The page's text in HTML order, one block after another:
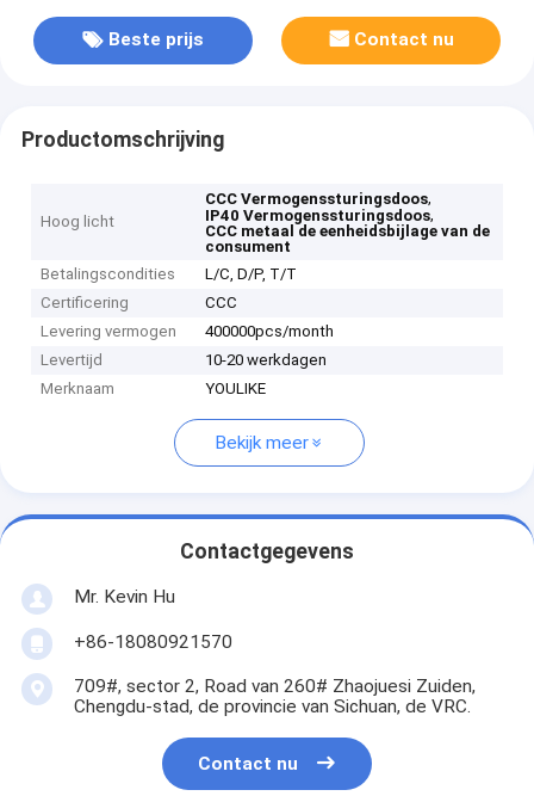
Beste prijs Contact nu
Productomschrijving
Hoog licht
CCC Vermogenssturingsdoos,
IP40 Vermogenssturingsdoos,
CCC metaal de eenheidsbijlage van de
consument
Betalingscondities
L/C, D/P, T/T
Certificering
CCC
Levering vermogen
400000pcs/month
Levertijd
10-20 werkdagen
Merknaam
YOULIKE
Bekijk meer
Contactgegevens
Mr. Kevin Hu
+86-18080921570
709#, sector 2, Road van 260# Zhaojuesi Zuiden,
Chengdu-stad, de provincie van Sichuan, de VRC.
Contact nu